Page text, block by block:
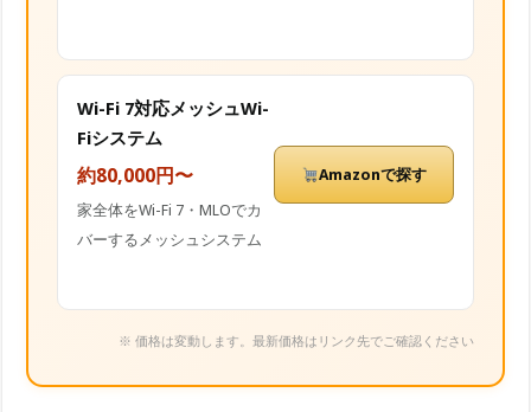
Wi-Fi 7対応メッシュWi-
Fiシステム
約80,000円〜
家全体をWi-Fi 7・MLOでカ
バーするメッシュシステム
Amazonで探す
※ 価格は変動します。最新価格はリンク先でご確認ください